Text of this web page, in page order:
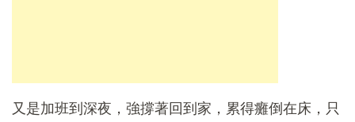
又是加班到深夜，強撐著回到家，累得癱倒在床，只